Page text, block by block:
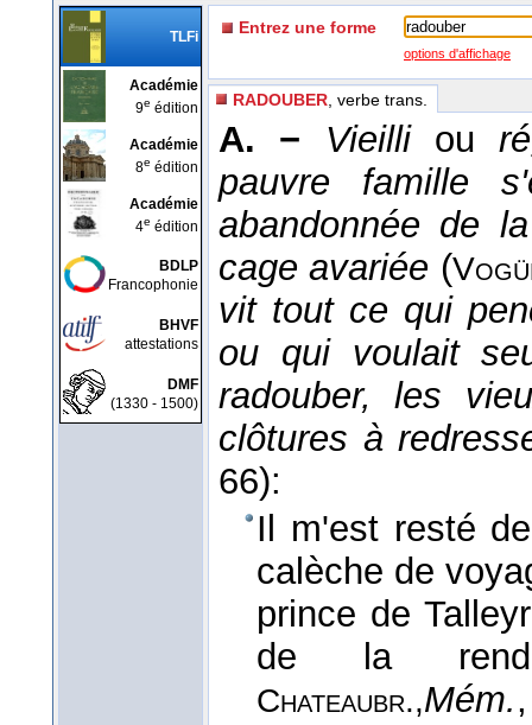
TLFi
Académie
9e édition
Académie
8e édition
Académie
4e édition
BDLP
Francophonie
BHVF
attestations
DMF
(1330 - 1500)
Entrez une forme
options d'affichage
RADOUBER , verbe trans.
A. − Vieilliou
pauvre famille
abandonnée de
cage avariée (
vit tout ce qui
ou qui voulait
radouber, les
clôtures à
66):
Il m'est resté
calèche de
prince de
de la
Chateaubr.,Mém.